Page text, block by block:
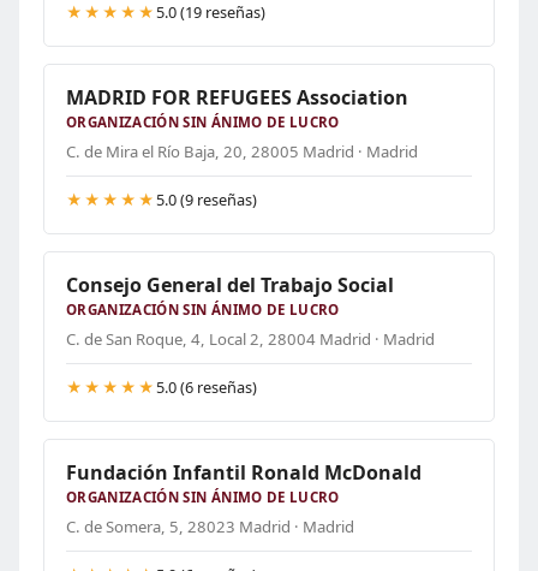
★★★★★ 5.0 (19 reseñas)
MADRID FOR REFUGEES Association
ORGANIZACIÓN SIN ÁNIMO DE LUCRO
C. de Mira el Río Baja, 20, 28005 Madrid · Madrid
★★★★★ 5.0 (9 reseñas)
Consejo General del Trabajo Social
ORGANIZACIÓN SIN ÁNIMO DE LUCRO
C. de San Roque, 4, Local 2, 28004 Madrid · Madrid
★★★★★ 5.0 (6 reseñas)
Fundación Infantil Ronald McDonald
ORGANIZACIÓN SIN ÁNIMO DE LUCRO
C. de Somera, 5, 28023 Madrid · Madrid